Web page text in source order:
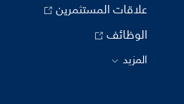
علاقات المستثمرين
الوظائف
المزيد